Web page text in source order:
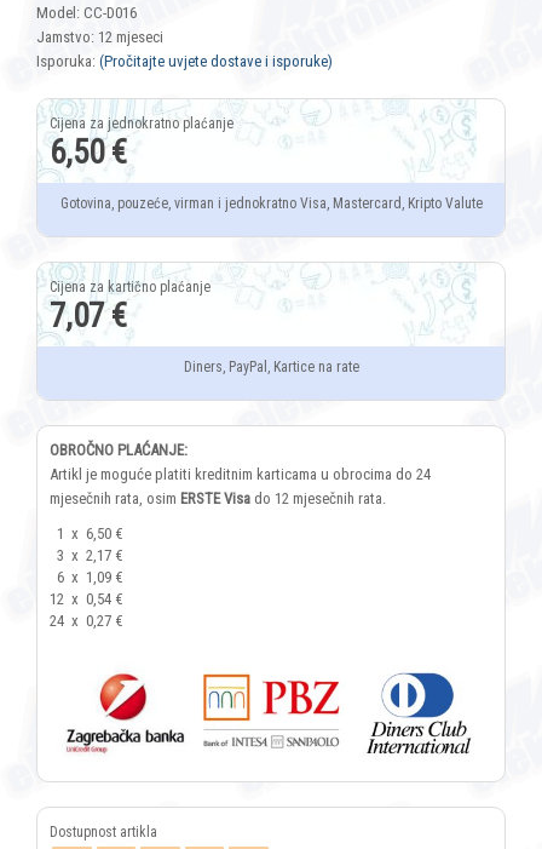
Model: CC-D016
Jamstvo: 12 mjeseci
Isporuka: (Pročitajte uvjete dostave i isporuke)
6,50 €
Gotovina, pouzeće, virman i jednokratno Visa, Mastercard, Kripto Valute
7,07 €
Diners, PayPal, Kartice na rate
OBROČNO PLAĆANJE:
Artikl je moguće platiti kreditnim karticama u obrocima do 24
mjesečnih rata, osim ERSTE Visa do 12 mjesečnih rata.
1 x 6,50 €
3 x 2,17 €
6 x 1,09 €
12 x 0,54 €
24 x 0,27 €